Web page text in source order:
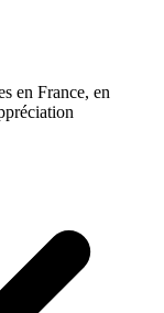
en France, en